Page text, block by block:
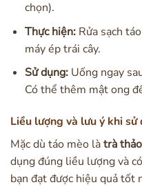
chọn).
Thực hiện:Rửa sạch
máy ép trái cây.
Sử dụng:Uống ngay
Có thể thêm mật ong
Liều lượng và lưu ý khi
Mặc dù táo mèo làtrà
dụng đúng liều lượng và
bạn đạt được hiệu quả tốt